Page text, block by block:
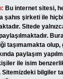
Bu internet sitesi,
şahıs şirketi ile
Sitede
taşımamakta
paylaşım
ile isim
Sitemizdeki bilgiler